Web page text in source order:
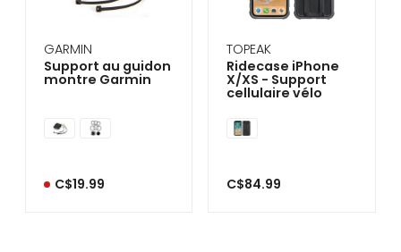
GARMIN
Support au guidon
montre Garmin
C$19.99
TOPEAK
Ridecase iPhone
X/XS - Support
cellulaire vélo
C$84.99